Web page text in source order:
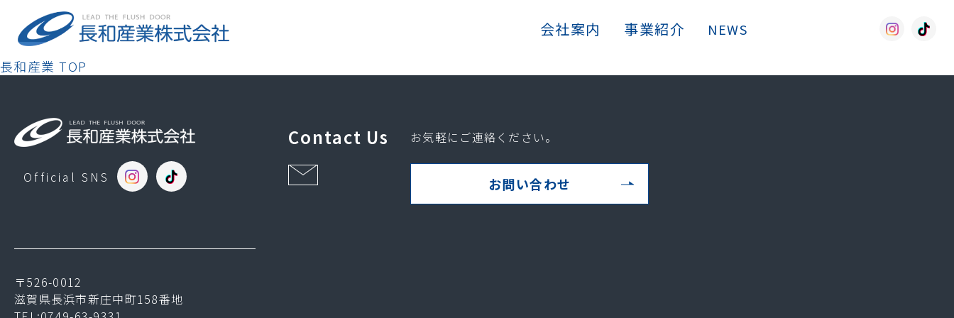
会社案内 事業紹介 NEWS
長和産業 TOP
Official SNS
Contact Us お気軽にご連絡ください。
お問い合わせ
〒526-0012
滋賀県長浜市新庄中町158番地